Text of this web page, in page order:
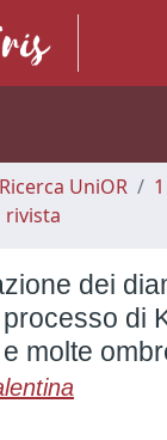
UniOR
rivista
dei
di
molte